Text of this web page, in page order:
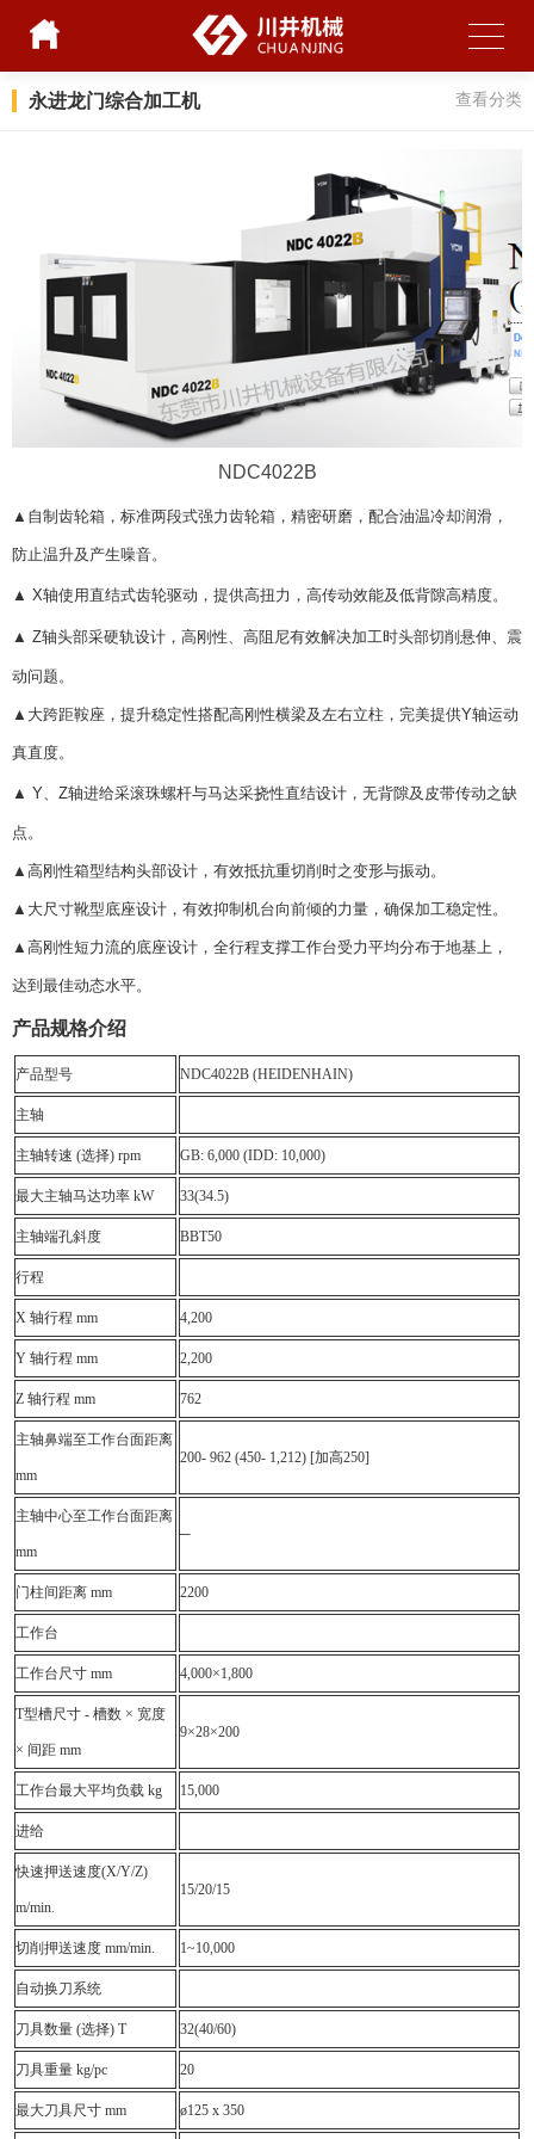
永进龙门综合加工机 查看分类
NDC4022B
▲ 自制齿轮箱，标准两段式强力齿轮箱，精密研磨，配合油温冷却润滑，
防止温升及产生噪音。
▲ X轴使用直结式齿轮驱动，提供高扭力，高传动效能及低背隙高精度。
▲ Z轴头部采硬轨设计，高刚性、高阻尼有效解决加工时头部切削悬伸、震
动问题。
▲ 大跨距鞍座，提升稳定性搭配高刚性横梁及左右立柱，完美提供Y轴运动
真直度。
▲ Y、 Z轴进给采滚珠螺杆与马达采挠性直结设计，无背隙及皮带传动之缺
点。
▲ 高刚性箱型结构头部设计，有效抵抗重切削时之变形与振动。
▲ 大尺寸靴型底座设计，有效抑制机台向前倾的力量，确保加工稳定性。
▲ 高刚性短力流的底座设计，全行程支撑工作台受力平均分布于地基上，
达到最佳动态水平。
产品规格介绍
产品型号 NDC4022B (HEIDENHAIN)
主轴
主轴转速 (选择) rpm GB: 6,000 (IDD: 10,000)
最大主轴马达功率 kW 33(34.5)
主轴端孔斜度 BBT50
行程
X 轴行程 mm 4,200
Y 轴行程 mm 2,200
Z 轴行程 mm 762
主轴鼻端至工作台面距离
mm
200- 962 (450- 1,212) [加高250]
主轴中心至工作台面距离
mm
─
门柱间距离 mm 2200
工作台
工作台尺寸 mm 4,000×1,800
T型槽尺寸 - 槽数 × 宽度
× 间距 mm
9×28×200
工作台最大平均负载 kg 15,000
进给
快速押送速度(X/Y/Z)
m/min.
15/20/15
切削押送速度 mm/min. 1~10,000
自动换刀系统
刀具数量 (选择) T 32(40/60)
刀具重量 kg/pc 20
最大刀具尺寸 mm ø125 x 350